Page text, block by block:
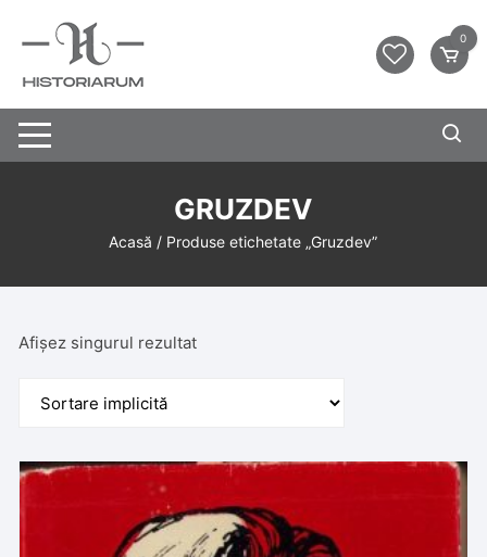
0
GRUZDEV
Acasă / Produse etichetate „Gruzdev”
Afișez singurul rezultat